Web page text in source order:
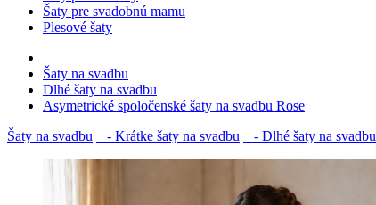
Šaty pre svadobnú mamu
Plesové šaty
Šaty na svadbu
Dlhé šaty na svadbu
Asymetrické spoločenské šaty na svadbu Rose
Šaty na svadbu
- Krátke šaty na svadbu - Dlhé šaty na svadbu